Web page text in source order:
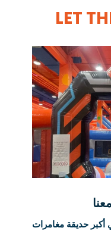
LET
حديقة مغامرات